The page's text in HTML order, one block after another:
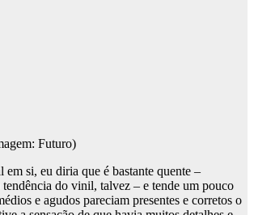
Futuro)
em si, eu diria que é bastante quente –
do vinil, talvez – e tende um pouco
e agudos pareciam presentes e corretos o